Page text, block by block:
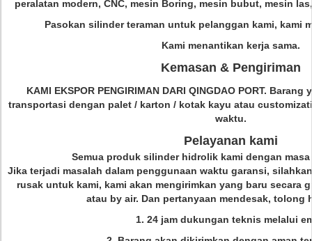
peralatan modern, CNC, mesin Boring, mesin bubut, mesin
Pasokan silinder teraman untuk pelanggan kami, kami
Kami menantikan kerja sama.
Kemasan & Pengiriman
KAMI EKSPOR PENGIRIMAN DARI QINGDAO PORT. Barang
transportasi dengan palet / karton / kotak kayu atau
waktu.
Pelayanan kami
Semua produk silinder hidrolik kami dengan
Jika terjadi masalah dalam penggunaan waktu garansi,
rusak untuk kami, kami akan mengirimkan yang baru secara
atau by air. Dan pertanyaan mendesak, tolong
1. 24 jam dukungan teknis melalui